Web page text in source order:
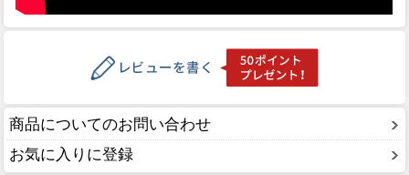
商品についてのお問い合わせ
お気に入りに登録